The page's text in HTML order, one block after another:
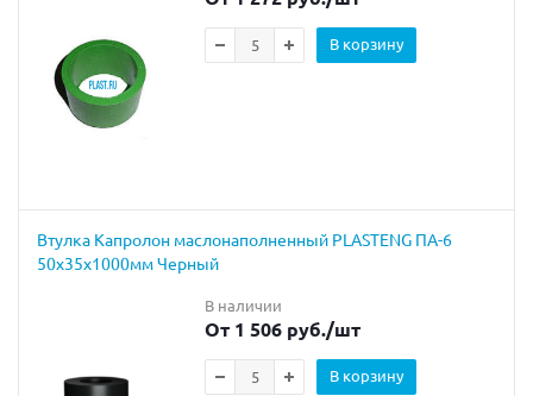
В корзину
Втулка Капролон маслонаполненный PLASTENG ПА-6
50х35х1000мм Черный
В наличии
От 1 506 руб./шт
В корзину